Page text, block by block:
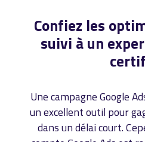
Confiez les
suivi à un
Une campagne Google
un excellent outil pour
dans un délai court.